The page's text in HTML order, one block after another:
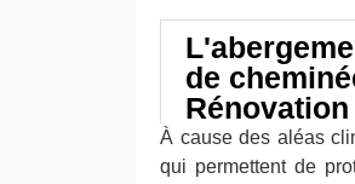
de
À cause des aléas
qui permettent de